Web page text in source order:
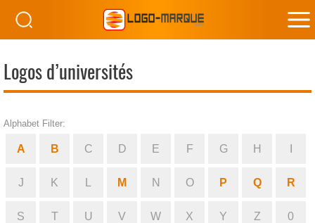
Logos d’universités
Alphabet Filter:
A B C D E F G H
J K M N O P Q R
S T U V W X Y Z 0